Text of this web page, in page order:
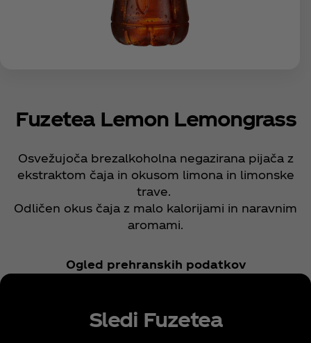
Fuzetea Lemon Lemongrass
Osvežujoča brezalkoholna negazirana pijača z
ekstraktom čaja in okusom limona in limonske
trave.
Odličen okus čaja z malo kalorijami in naravnim
aromami.
Ogled prehranskih podatkov
Sledi Fuzetea